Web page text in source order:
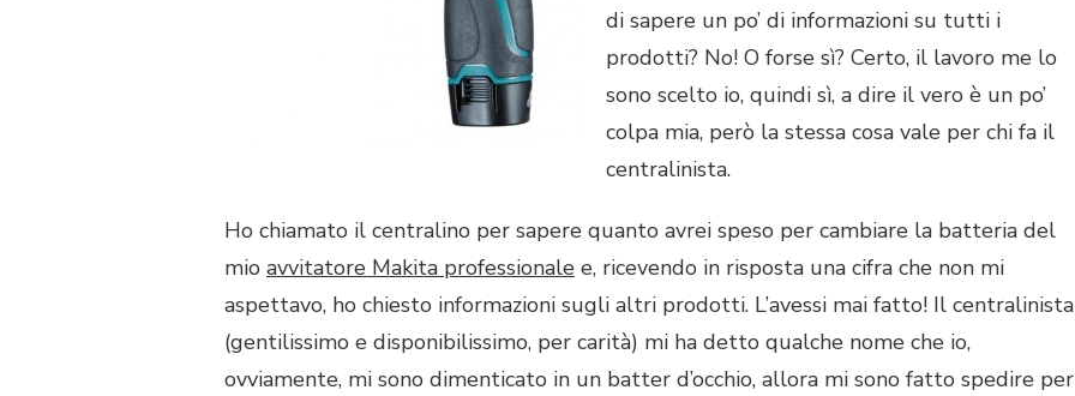
di sapere un po’ di informazioni su tutti i
prodotti? No! O forse sì? Certo, il lavoro me lo
sono scelto io, quindi sì, a dire il vero è un po’
colpa mia, però la stessa cosa vale per chi fa il
centralinista.
Ho chiamato il centralino per sapere quanto avrei speso per cambiare la batteria del
mio avvitatore Makita professionale e, ricevendo in risposta una cifra che non mi
aspettavo, ho chiesto informazioni sugli altri prodotti. L’avessi mai fatto! Il centralinista
(gentilissimo e disponibilissimo, per carità) mi ha detto qualche nome che io,
ovviamente, mi sono dimenticato in un batter d’occhio, allora mi sono fatto spedire per